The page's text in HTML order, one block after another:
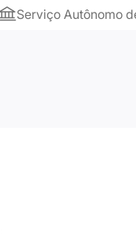
Serviço Autônomo